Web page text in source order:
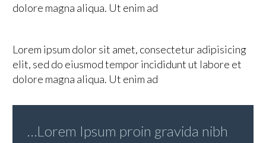
dolore magna aliqua. Ut enim ad
Lorem ipsum dolor sit amet, consectetur adipisicing
elit, sed do eiusmod tempor incididunt ut labore et
dolore magna aliqua. Ut enim ad
…Lorem Ipsum proin gravida nibh